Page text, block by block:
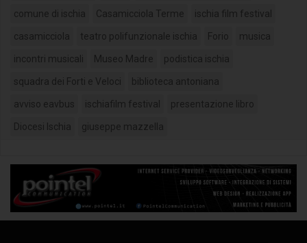
comune di ischia Casamicciola Terme ischia film festival
casamicciola teatro polifunzionale ischia Forio musica
incontri musicali Museo Madre podistica ischia
squadra dei Forti e Veloci biblioteca antoniana
avviso eavbus ischiafilm festival presentazione libro
Diocesi Ischia giuseppe mazzella